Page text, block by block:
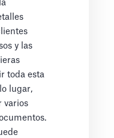
y las
toda esta
lugar,
varios